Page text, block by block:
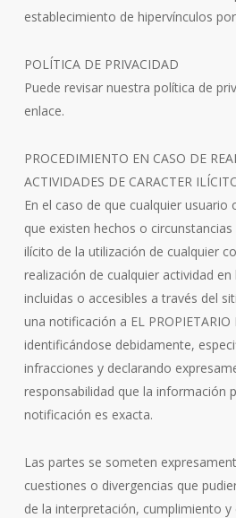
establecimiento de hipervínculos
POLÍTICA DE PRIVACIDAD
Puede revisar nuestra política de
enlace.
PROCEDIMIENTO EN CASO DE
ACTIVIDADES DE CARACTER
En el caso de que cualquier usuario
que existen hechos o
ilícito de la utilización de cualquier
realización de cualquier actividad en
incluidas o accesibles a través del
una notificación a EL PROPIETARIO
identificándose debidamente,
infracciones y declarando
responsabilidad que la información
notificación es exacta.
Las partes se someten
cuestiones o divergencias que
de la interpretación, cumplimiento y